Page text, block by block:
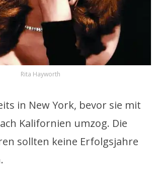
Rita Hayworth
in New York, bevor sie mit
Kalifornien umzog. Die
sollten keine Erfolgsjahre